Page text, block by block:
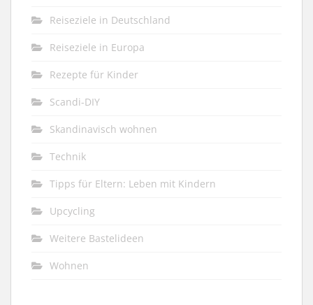
Reiseziele in Deutschland
Reiseziele in Europa
Rezepte für Kinder
Scandi-DIY
Skandinavisch wohnen
Technik
Tipps für Eltern: Leben mit Kindern
Upcycling
Weitere Bastelideen
Wohnen